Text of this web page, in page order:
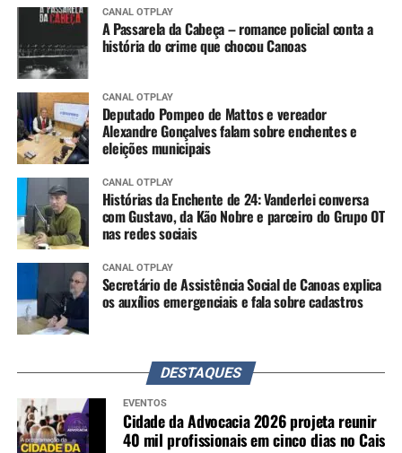
CANAL OTPLAY
A Passarela da Cabeça – romance policial conta a
história do crime que chocou Canoas
CANAL OTPLAY
Deputado Pompeo de Mattos e vereador
Alexandre Gonçalves falam sobre enchentes e
eleições municipais
CANAL OTPLAY
Histórias da Enchente de 24: Vanderlei conversa
com Gustavo, da Kão Nobre e parceiro do Grupo OT
nas redes sociais
CANAL OTPLAY
Secretário de Assistência Social de Canoas explica
os auxílios emergenciais e fala sobre cadastros
DESTAQUES
EVENTOS
Cidade da Advocacia 2026 projeta reunir
40 mil profissionais em cinco dias no Cais